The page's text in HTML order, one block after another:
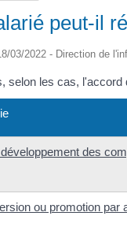
peut-il
03/2022 - Direction de
selon les cas, l'accord
des
ou promotion par